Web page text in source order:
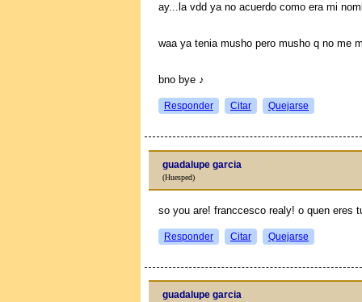
ay...la vdd ya no acuerdo como era mi
waa ya tenia musho pero musho q no me
bno bye ♪
Responder Citar Quejarse
guadalupe garcia
(Huesped)
so you are! franccesco realy! o quen eres
Responder Citar Quejarse
guadalupe garcia